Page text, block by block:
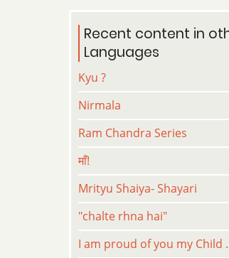
Recent content in
Languages
Kyu ?
Nirmala
Ram Chandra Series
माँ!
Mrityu Shaiya- Shayari
"chalte rhna hai"
I am proud of you my Child